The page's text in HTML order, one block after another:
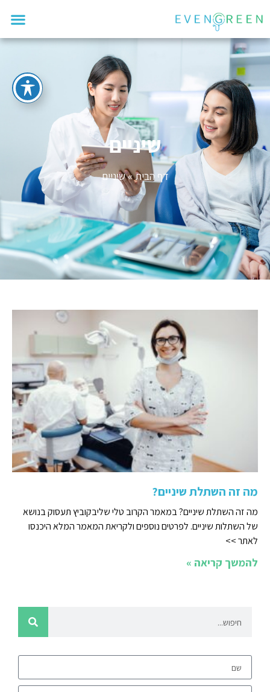
שיניים
דף הבית»שיניים
מה זה השתלת שיניים?
מה זה השתלת שיניים? במאמר הקרוב טלי שליבקוביץ תעסוק בנושא
של השתלות שיניים. לפרטים נוספים ולקריאת המאמר המלא היכנסו
לאתר >>
להמשך קריאה »